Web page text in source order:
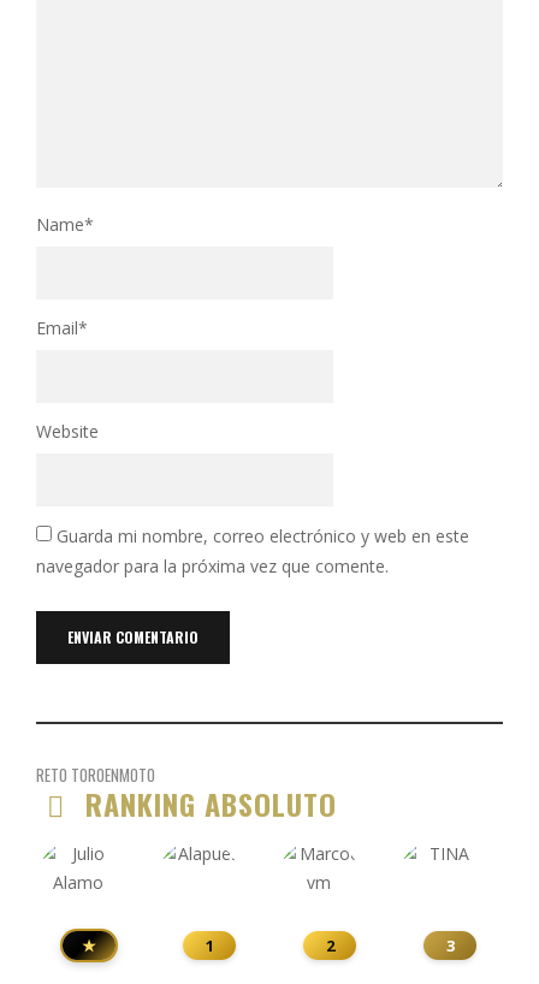
Name*
Email*
Website
Guarda mi nombre, correo electrónico y web en este
navegador para la próxima vez que comente.
RETO TOROENMOTO
RANKING ABSOLUTO
★ 1 2 3